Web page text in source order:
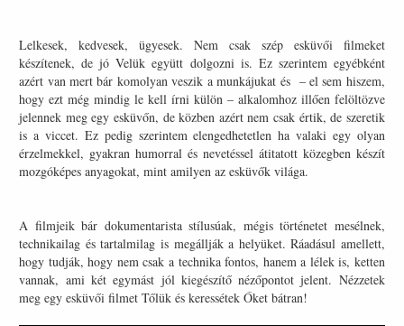
Lelkesek, kedvesek, ügyesek. Nem csak szép esküvői filmeket
készítenek, de jó Velük együtt dolgozni is. Ez szerintem egyébként
azért van mert bár komolyan veszik a munkájukat és – el sem hiszem,
hogy ezt még mindig le kell írni külön – alkalomhoz illően felöltözve
jelennek meg egy esküvőn, de közben azért nem csak értik, de szeretik
is a viccet. Ez pedig szerintem elengedhetetlen ha valaki egy olyan
érzelmekkel, gyakran humorral és nevetéssel átitatott közegben készít
mozgóképes anyagokat, mint amilyen az esküvők világa.
A filmjeik bár dokumentarista stílusúak, mégis történetet mesélnek,
technikailag és tartalmilag is megállják a helyüket. Ráadásul amellett,
hogy tudják, hogy nem csak a technika fontos, hanem a lélek is, ketten
vannak, ami két egymást jól kiegészítő nézőpontot jelent. Nézzetek
meg egy esküvői filmet Tőlük és keressétek Őket bátran!